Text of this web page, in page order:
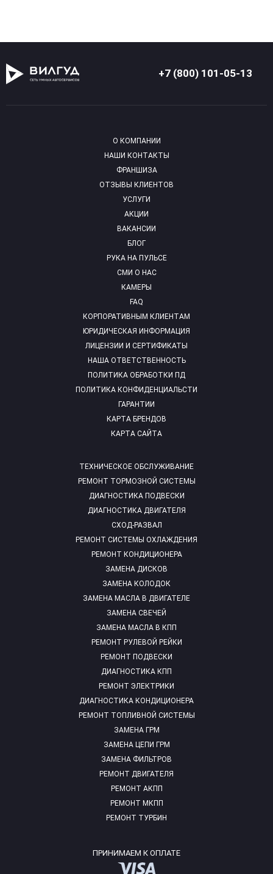
+7 (800) 101-05-13
О КОМПАНИИ
НАШИ КОНТАКТЫ
ФРАНШИЗА
ОТЗЫВЫ КЛИЕНТОВ
УСЛУГИ
АКЦИИ
ВАКАНСИИ
БЛОГ
РУКА НА ПУЛЬСЕ
СМИ О НАС
КАМЕРЫ
FAQ
ТЕХНИЧЕСКОЕ ОБСЛУЖИВАНИЕ
РЕМОНТ ТОРМОЗНОЙ СИСТЕМЫ
ДИАГНОСТИКА ПОДВЕСКИ
ДИАГНОСТИКА ДВИГАТЕЛЯ
СХОД-РАЗВАЛ
РЕМОНТ СИСТЕМЫ ОХЛАЖДЕНИЯ
РЕМОНТ КОНДИЦИОНЕРА
ЗАМЕНА ДИСКОВ
ЗАМЕНА КОЛОДОК
ЗАМЕНА МАСЛА В ДВИГАТЕЛЕ
ЗАМЕНА СВЕЧЕЙ
ЗАМЕНА МАСЛА В КПП
РЕМОНТ РУЛЕВОЙ РЕЙКИ
РЕМОНТ ПОДВЕСКИ
ДИАГНОСТИКА КПП
РЕМОНТ ЭЛЕКТРИКИ
ДИАГНОСТИКА КОНДИЦИОНЕРА
РЕМОНТ ТОПЛИВНОЙ СИСТЕМЫ
ЗАМЕНА ГРМ
ЗАМЕНА ЦЕПИ ГРМ
ЗАМЕНА ФИЛЬТРОВ
РЕМОНТ ДВИГАТЕЛЯ
РЕМОНТ АКПП
РЕМОНТ МКПП
РЕМОНТ ТУРБИН
КОРПОРАТИВНЫМ КЛИЕНТАМ
ЮРИДИЧЕСКАЯ ИНФОРМАЦИЯ
ЛИЦЕНЗИИ И СЕРТИФИКАТЫ
НАША ОТВЕТСТВЕННОСТЬ
ПОЛИТИКА ОБРАБОТКИ ПД
ПОЛИТИКА КОНФИДЕНЦИАЛЬСТИ
ГАРАНТИИ
КАРТА БРЕНДОВ
КАРТА САЙТА
ПРИНИМАЕМ К ОПЛАТЕ